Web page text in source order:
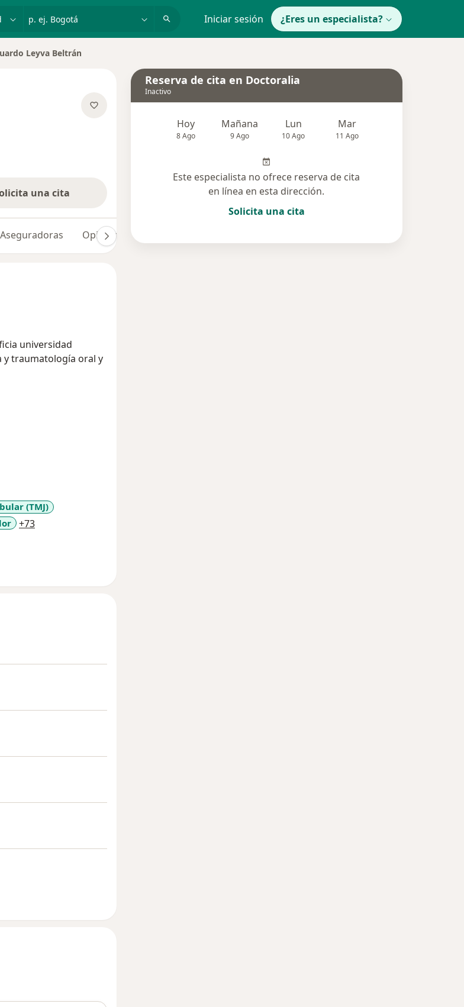
p. ej. Bogotá Iniciar sesión ¿Eres un especialista?
Leyva Beltrán
una cita
Aseguradoras Opiniones (5)
universidad
(TMJ)
+73a11y_sr_more_diseases
Reserva de cita en Doctoralia
Inactivo
Hoy
8 Ago
Mañana
9 Ago
Lun
10 Ago
Mar
11 Ago
Este especialista no ofrece reserva de cita
en línea en esta dirección.
Solicita una cita